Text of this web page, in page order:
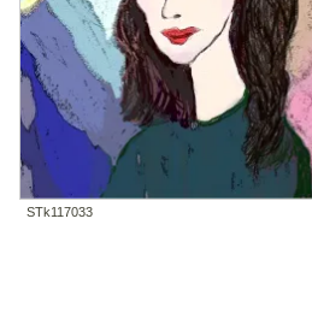
STk117033